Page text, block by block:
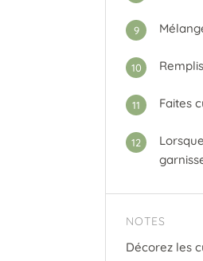
9
10
11 Faites
12
NOTES
Décorez les